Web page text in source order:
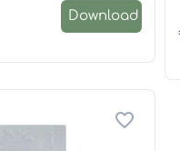
Download